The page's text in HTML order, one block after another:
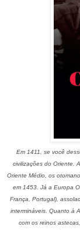
Em 1411, se você
civilizações do Oriente.
Oriente Médio, os
em 1453. Já a Europa
França, Portugal),
intermináveis. Quanto à
com os reinos